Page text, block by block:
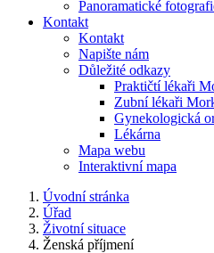
Panoramatické
Kontakt
Kontakt
Napište nám
Důležité odkazy
Praktičtí lékaři
Zubní lékaři
Gynekologická
Lékárna
Mapa webu
Interaktivní mapa
Úvodní stránka
Úřad
Životní situace
Ženská příjmení